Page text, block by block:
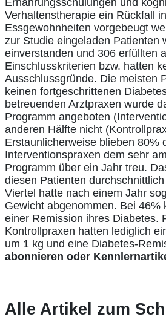
Verhaltenstherapie ein Rückfall
Essgewohnheiten vorgebeugt
zur Studie eingeladen Patienten
einverstanden und 306 erfüllten
Einschlusskriterien bzw. hatten
Ausschlussgründe. Die meisten
keinen fortgeschrittenen
betreuenden Arztpraxen wurde
Programm angeboten
anderen Hälfte nicht
Erstaunlicherweise blieben 80%
Interventionspraxen dem sehr
Programm über ein Jahr treu.
diesen Patienten
Viertel hatte nach einem Jahr
Gewicht abgenommen. Bei 46%
einer Remission ihres Diabetes.
Kontrollpraxen hatten lediglich
um 1 kg und eine Diabetes-
abonnieren oder
Alle Artikel zum